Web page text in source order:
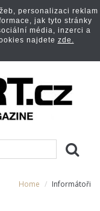
Home Informátoři
personalizaci reklam
jak tyto stránky
média, inzerci a
najdete zde.